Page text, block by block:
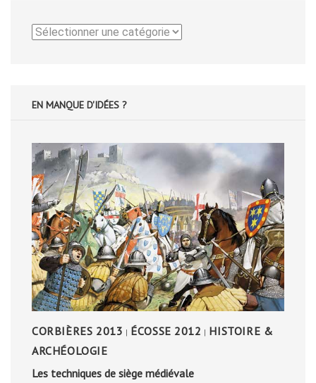
Catégories
EN MANQUE D'IDÉES ?
CORBIÈRES 2013 | ÉCOSSE 2012 | HISTOIRE &
ARCHÉOLOGIE
Les techniques de siège médiévale